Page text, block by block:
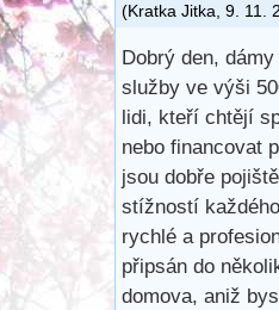
(Kratka Jitka, 9. 11.
Dobrý den,
služby ve výši
lidi, kteří chtějí
nebo financovat
jsou dobře
stížností
rychlé a
připsán do
domova, aniž